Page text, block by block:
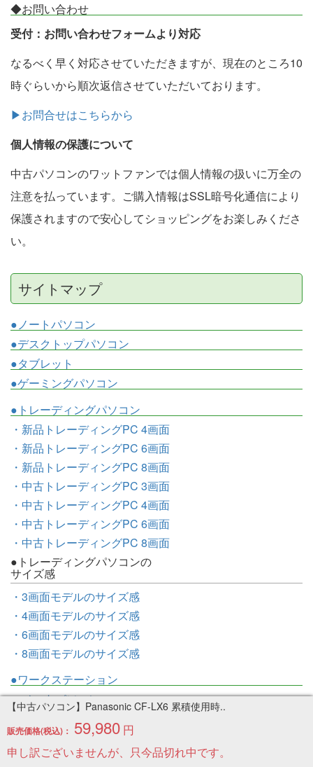
【中古パソコン】Panasonic CF-LX6 累積使用時..
販売価格(税込)： 59,980 円
申し訳ございませんが、只今品切れ中です。
◆お問い合わせ
受付：お問い合わせフォームより対応
なるべく早く対応させていただきますが、現在のところ10
時ぐらいから順次返信させていただいております。
▶お問合せはこちらから
個人情報の保護について
中古パソコンのワットファンでは個人情報の扱いに万全の
注意を払っています。ご購入情報はSSL暗号化通信により
保護されますので安心してショッピングをお楽しみくださ
い。
サイトマップ
●ノートパソコン
●デスクトップパソコン
●タブレット
●ゲーミングパソコン
●トレーディングパソコン
・新品トレーディングPC 4画面
・新品トレーディングPC 6画面
・新品トレーディングPC 8画面
・中古トレーディングPC 3画面
・中古トレーディングPC 4画面
・中古トレーディングPC 6画面
・中古トレーディングPC 8画面
●トレーディングパソコンの
サイズ感
・3画面モデルのサイズ感
・4画面モデルのサイズ感
・6画面モデルのサイズ感
・8画面モデルのサイズ感
●ワークステーション
・ノートパソコン
●中古Mac
・MacBook Air